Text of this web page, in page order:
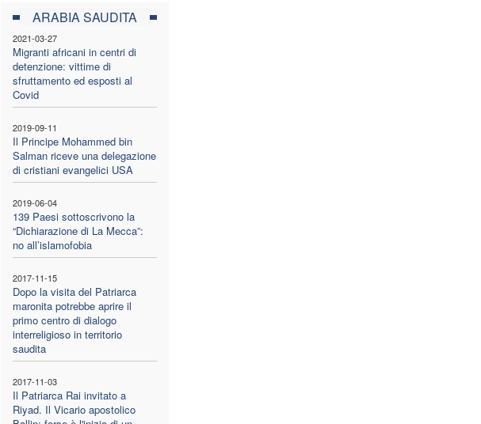
ARABIA SAUDITA
2021-03-27
Migranti africani in centri di
detenzione: vittime di
sfruttamento ed esposti al
Covid
2019-09-11
Il Principe Mohammed bin
Salman riceve una delegazione
di cristiani evangelici USA
2019-06-04
139 Paesi sottoscrivono la
“Dichiarazione di La Mecca”:
no all’islamofobia
2017-11-15
Dopo la visita del Patriarca
maronita potrebbe aprire il
primo centro di dialogo
interreligioso in territorio
saudita
2017-11-03
Il Patriarca Rai invitato a
Riyad. Il Vicario apostolico